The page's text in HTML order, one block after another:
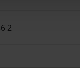
2